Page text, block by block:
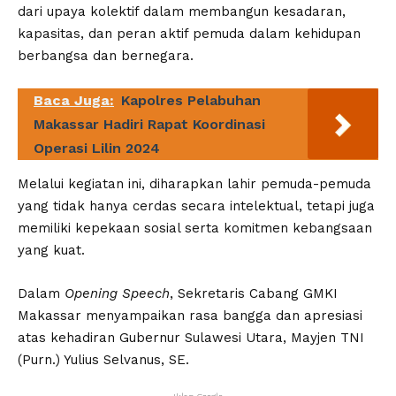
dari upaya kolektif dalam membangun kesadaran,
kapasitas, dan peran aktif pemuda dalam kehidupan
berbangsa dan bernegara.
Baca Juga: Kapolres Pelabuhan
Makassar Hadiri Rapat Koordinasi
Operasi Lilin 2024
Melalui kegiatan ini, diharapkan lahir pemuda-pemuda
yang tidak hanya cerdas secara intelektual, tetapi juga
memiliki kepekaan sosial serta komitmen kebangsaan
yang kuat.
Dalam Opening Speech, Sekretaris Cabang GMKI
Makassar menyampaikan rasa bangga dan apresiasi
atas kehadiran Gubernur Sulawesi Utara, Mayjen TNI
(Purn.) Yulius Selvanus, SE.